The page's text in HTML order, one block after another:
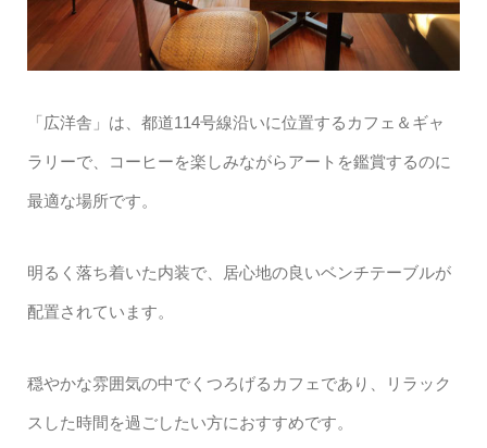
「広洋舎」は、都道114号線沿いに位置するカフェ＆ギャ
ラリーで、コーヒーを楽しみながらアートを鑑賞するのに
最適な場所です。
明るく落ち着いた内装で、居心地の良いベンチテーブルが
配置されています。
穏やかな雰囲気の中でくつろげるカフェであり、リラック
スした時間を過ごしたい方におすすめです。